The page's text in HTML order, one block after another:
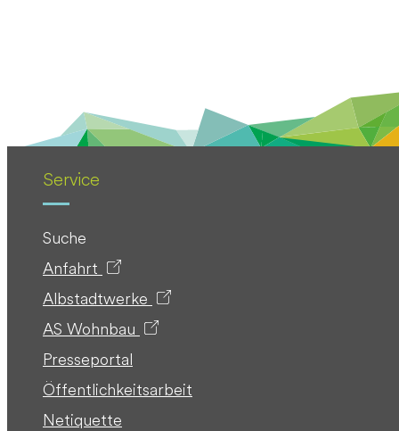
Service
Suche
Anfahrt
Albstadtwerke
AS Wohnbau
Presseportal
Öffentlichkeitsarbeit
Netiquette